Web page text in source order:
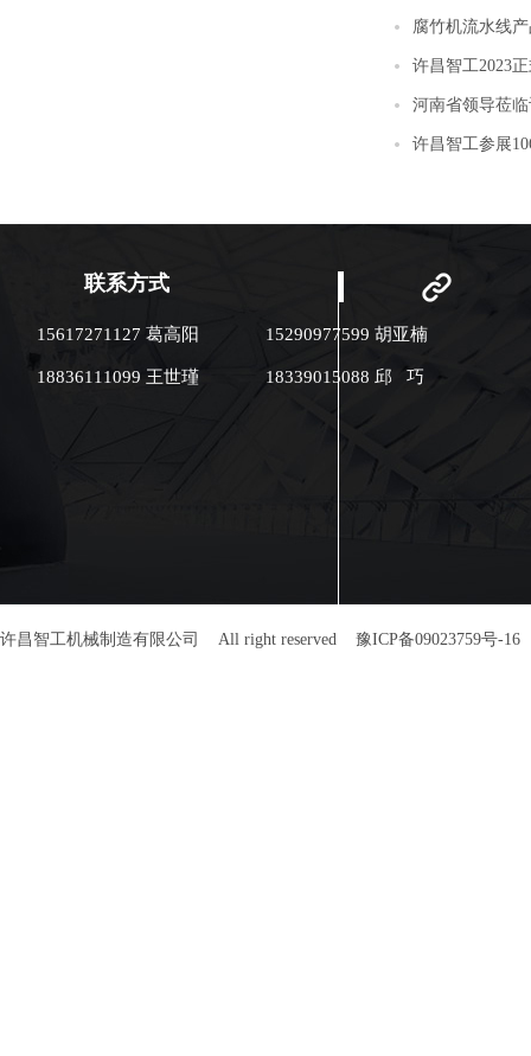
腐竹机流水线
许昌智工2023
河南省领导莅
许昌智工参展
联系方式
15617271127 葛高阳 15290977599 胡亚楠
18836111099 王世瑾 18339015088 邱 巧
许昌智工机械制造有限公司 All right reserved 豫ICP备09023759号-16